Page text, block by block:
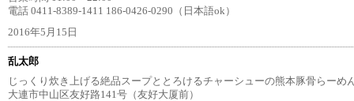
電話 0411-8389-1411 186-0426-0290（日本語ok）
2016年5月15日
乱太郎
じっくり炊き上げる絶品スープととろけるチャーシューの熊本豚骨らーめ
大連市中山区友好路141号（友好大厦前）